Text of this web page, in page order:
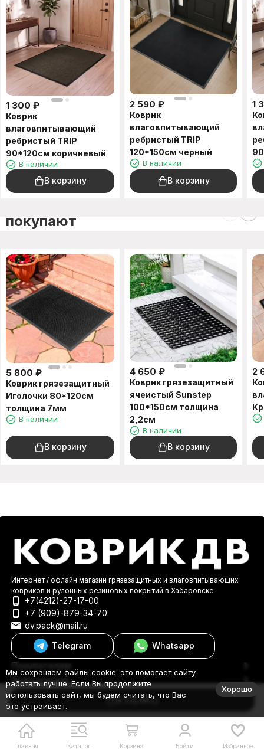
В корзину
1 300 ₽
Коврик
влаговпитывающий
ребристый TRIP
90*120см коричневый
В наличии
В корзину
2 590 ₽
Коврик
влаговпитывающий
ребристый TRIP
120*150см черный
В наличии
В корзину
1
покупают
5 800 ₽
Коврик грязезащитный
Иголочки 80*120см
толщина 7мм
В наличии
В корзину
4 650 ₽
Коврик грязезащитный
ячеистый Sunstep
100*150см толщина
2,2см
В наличии
В корзину
2
Главная Каталог Корзина Войти Избранное
Интернет / офлайн магазин грязезащитных и влаговпитывающих
ковриков и рулонных резиновых покрытий в Хабаровске
+7(4212)-27-17-00
+7 (909)-879-34-70
dv.pack@mail.ru
Telegram
Whatsapp
Покупателям
Информация
© 2000-2026 КоврикДВ
Мы сохраняем файлы cookie: это помогает сайту
работать лучше. Если Вы продолжите
использовать сайт, мы будем считать, что Вас
это устраивает.
Хорошо